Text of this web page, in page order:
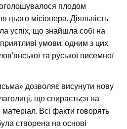
плодом
цього місіонера. Діяльність
успіх, що знайшла собі на
умови: одним з цих
та руської писемної
дозволяє висунути нову
що спирається на
Всі факти говорять
створена на основі